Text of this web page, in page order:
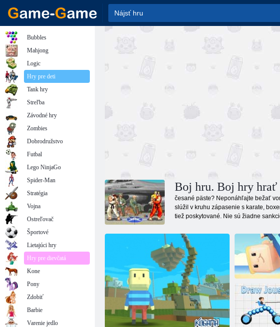
Boj hru. Boj hry hrať
česané päste? Neponáhľajte bežať
slúžil v kruhu zápasenie s karate,
tiež poskytované. Nie sú žiadne
Kogama
Park
Bubbles
Mahjong
Logic
Hry pre deti
Tank hry
Streľba
Závodné hry
Zombies
Dobrodružstvo
Futbal
Lego NinjaGo
Spider-Man
Stratégia
Vojna
Ostreľovač
Športové
Lietajúci hry
Hry pre dievčatá
Kone
Pony
Zdobiť
Barbie
Varenie jedlo